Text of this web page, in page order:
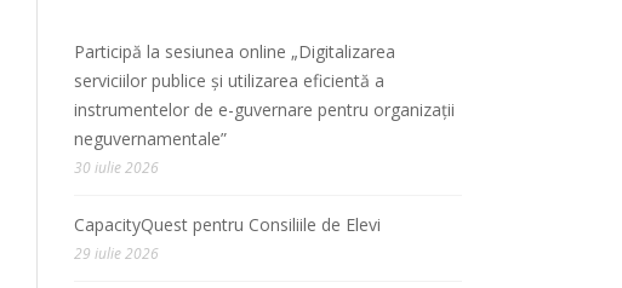
Participă la sesiunea online „Digitalizarea
serviciilor publice și utilizarea eficientă a
instrumentelor de e-guvernare pentru organizații
neguvernamentale”
30 iulie 2026
CapacityQuest pentru Consiliile de Elevi
29 iulie 2026